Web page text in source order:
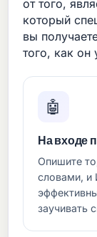
от того,
который
вы
того, как он
🤖
На входе
Опишите
словами, и
заучивать